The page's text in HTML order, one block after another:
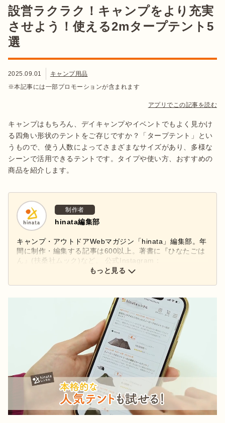
設営ラクラク！キャンプをより充実
させよう！使える2mタープテント5
選
2025.09.01
キャンプ用品
※本記事には一部プロモーションが含まれます
アプリでこの記事を読む
キャンプはもちろん、デイキャンプやイベントでもよく見かけ
る四角い形状のテントをご存じですか？「タープテント」とい
うもので、使う人数によってさまざまなサイズがあり、多様な
シーンで活用できるテントです。タイプや使い方、おすすめの
商品を紹介します。
制作者
hinata編集部
キャンプ・アウトドアWebマガジン「hinata」編集部。年
間に制作・編集する記事は600以上。著書に『ひなたごは
ん』(扶桑社ムック)など。 公式Instagram：
もっと見る